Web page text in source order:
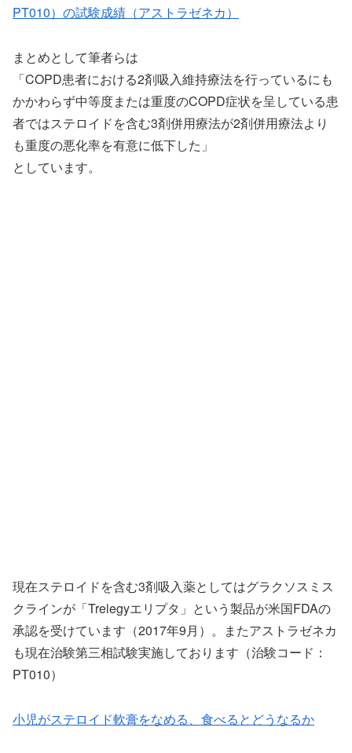
PT010）の試験成績（アストラゼネカ）
まとめとして筆者らは
「COPD患者における2剤吸入維持療法を行っているにも
かかわらず中等度または重度のCOPD症状を呈している患
者ではステロイドを含む3剤併用療法が2剤併用療法より
も重度の悪化率を有意に低下した」
としています。
現在ステロイドを含む3剤吸入薬としてはグラクソスミス
クラインが「Trelegyエリプタ」という製品が米国FDAの
承認を受けています（2017年9月）。またアストラゼネカ
も現在治験第三相試験実施しております（治験コード：
PT010）
小児がステロイド軟膏をなめる、食べるとどうなるか